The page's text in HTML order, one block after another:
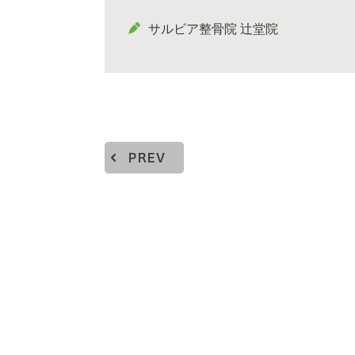
サルビア整骨院 辻堂院
PREV